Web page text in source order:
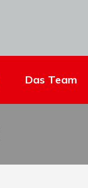
Das Team